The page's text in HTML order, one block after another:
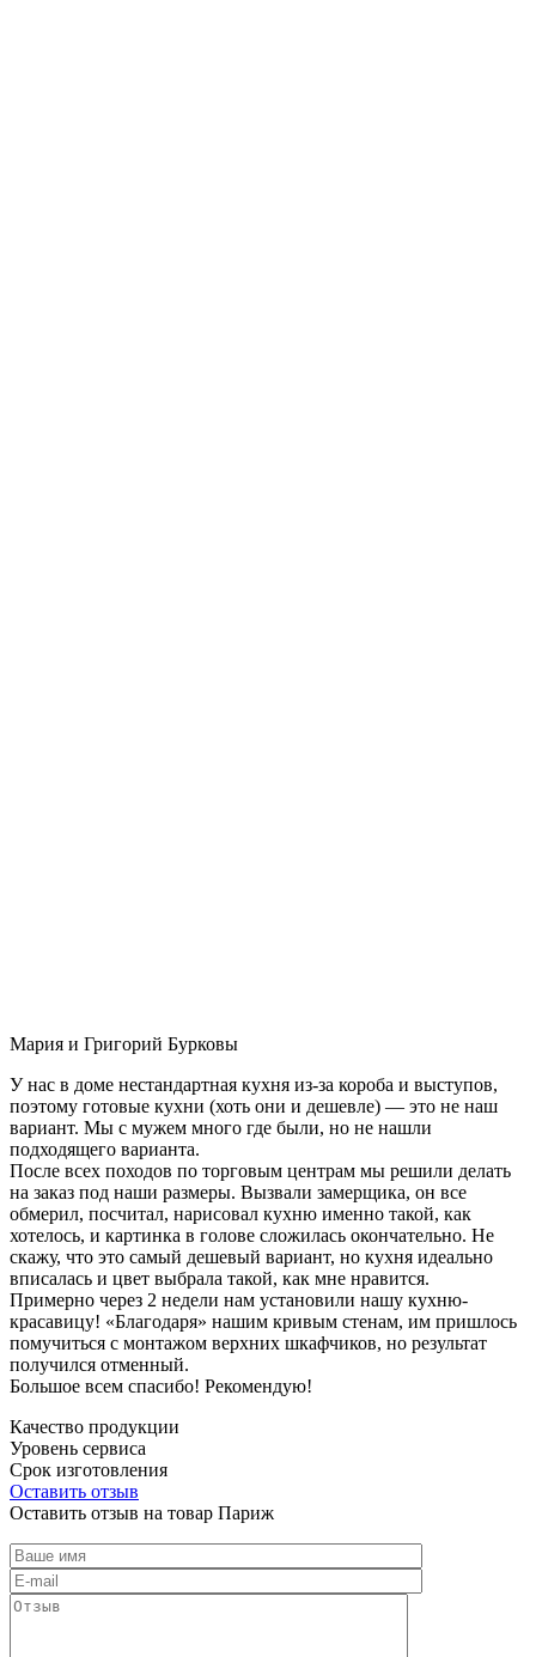
Мария и Григорий Бурковы
У нас в доме нестандартная кухня из-за короба и выступов,
поэтому готовые кухни (хоть они и дешевле) — это не наш
вариант. Мы с мужем много где были, но не нашли
подходящего варианта.
После всех походов по торговым центрам мы решили делать
на заказ под наши размеры. Вызвали замерщика, он все
обмерил, посчитал, нарисовал кухню именно такой, как
хотелось, и картинка в голове сложилась окончательно. Не
скажу, что это самый дешевый вариант, но кухня идеально
вписалась и цвет выбрала такой, как мне нравится.
Примерно через 2 недели нам установили нашу кухню-
красавицу! «Благодаря» нашим кривым стенам, им пришлось
помучиться с монтажом верхних шкафчиков, но результат
получился отменный.
Большое всем спасибо! Рекомендую!
Качество продукции
Уровень сервиса
Срок изготовления
Оставить отзыв
Оставить отзыв на товар Париж